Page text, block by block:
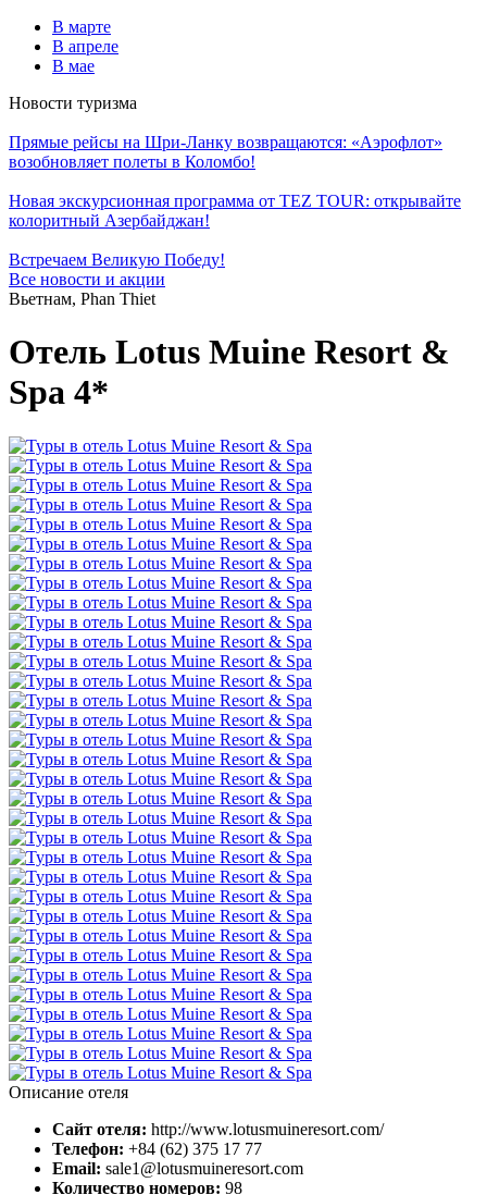
В марте
В апреле
В мае
Новости туризма
Прямые рейсы на Шри-Ланку возвращаются: «Аэрофлот»
возобновляет полеты в Коломбо!
Новая экскурсионная программа от TEZ TOUR: открывайте
колоритный Азербайджан!
Встречаем Великую Победу!
Все новости и акции
Вьетнам, Phan Thiet
Отель Lotus Muine Resort &
Spa 4*
Описание отеля
Сайт отеля: http://www.lotusmuineresort.com/
Телефон: +84 (62) 375 17 77
Email: sale1@lotusmuineresort.com
Количество номеров: 98